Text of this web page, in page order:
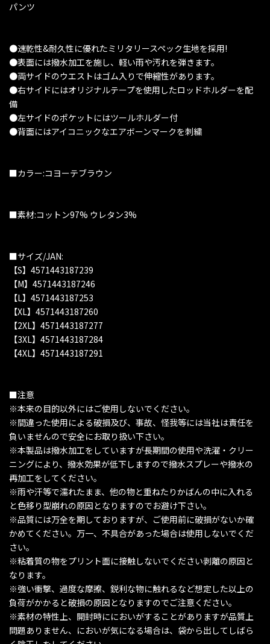
パンツ
●速乾性&耐久性に優れたミリタリースペック生地を採用!
●表面には撥水加工を施し、軽い雨や汚れを弾きます。
●両サイドのウエストはゴム入りで伸縮性があります。
●右サイドにはオリジナルテープを使用したロッドホルダーを配
備
●左サイドのポケットにはツールホルダー付
●背面にはアイコニックなエアボーンマークを刺繍
■カラー:コヨーテブラウン
■素材:コットン97% ウレタン3%
■サイズ/JAN:
【S】4571443187239
【M】4571443187246
【L】4571443187253
【XL】4571443187260
【2XL】4571443187277
【3XL】4571443187284
【4XL】4571443187291
■注意
※本来の目的以外にはご使用しないでください。
※間違った使用による破損及び、事故、怪我等には当社は責任を
負いませんので安全にお取り扱い下さい。
※本製品は撥水加工をしていますが長期間の使用や洗濯・クリー
ニングにより、撥水効果が低下しますので撥水スプレーや撥水の
再加工をしてください。
※雨や汗等で濡れたまま、他の物と重ねたりかばんの中に入れる
と色移り型崩れの原因となりますのでお避け下さい。
※品質には万全を期しておりますが、ご使用前に破損がないか確
かめてください。万一、不具合があった場合は使用しないでくだ
さい。
※粘着質の物をプリント面に接触しないでください剥離の原因と
なります。
※強い衝撃、過度な摩擦、鋭利な物に触れるなど想定した以上の
負荷がかかると破損の原因となりますのでご注意ください。
※素材の特性上、開封時ににおいがすることがありますが品質上
問題ありません、においが気になる場合は、袋から出してしばら